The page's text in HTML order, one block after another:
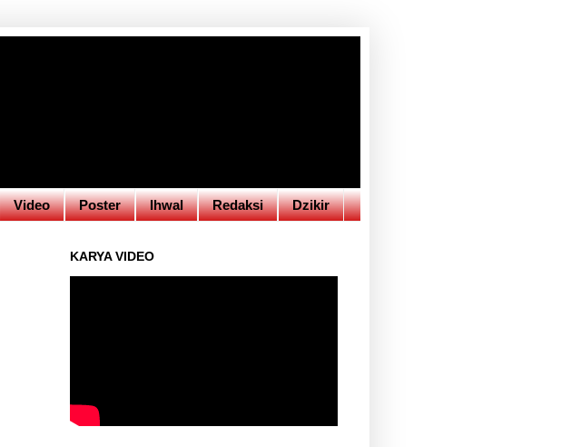
Video Poster Ihwal Redaksi Dzikir
KARYA VIDEO